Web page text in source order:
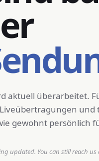
aktuell überarbeitet.
und
gewohnt persönlich
updated. You can still reach us